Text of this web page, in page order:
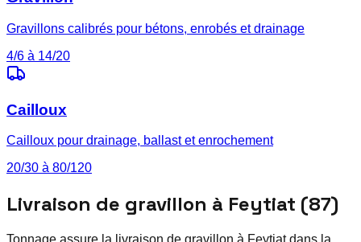
Gravillons calibrés pour bétons, enrobés et drainage
4/6 à 14/20
Cailloux
Cailloux pour drainage, ballast et enrochement
20/30 à 80/120
Livraison de gravillon à Feytiat (87)
Tonnage assure la livraison de gravillon à Feytiat dans la